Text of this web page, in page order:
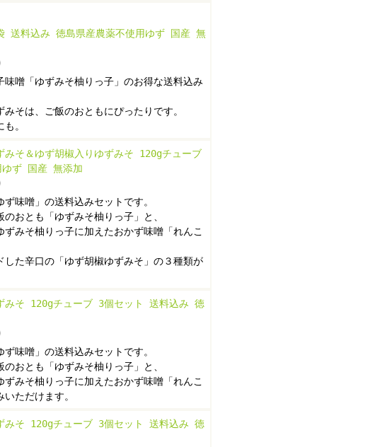
送料込み 徳島県産農薬不使用ゆず 国産 無
噌「ゆずみそ柚りっ子」のお得な送料込み
そは、ご飯のおともにぴったりです。
。
みそ＆ゆず胡椒入りゆずみそ 120gチューブ
ゆず 国産 無添加
味噌」の送料込みセットです。
おとも「ゆずみそ柚りっ子」と、
みそ柚りっ子に加えたおかず味噌「れんこ
た辛口の「ゆず胡椒ゆずみそ」の３種類が
みそ 120gチューブ 3個セット 送料込み 徳
味噌」の送料込みセットです。
おとも「ゆずみそ柚りっ子」と、
みそ柚りっ子に加えたおかず味噌「れんこ
ただけます。
みそ 120gチューブ 3個セット 送料込み 徳